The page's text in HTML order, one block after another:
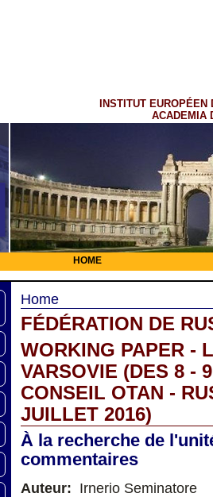
INSTITUT EUROPÉEN
ACADEMIA
HOME
Home
FÉDÉRATION DE
WORKING PAPER -
VARSOVIE (DES 8 -
CONSEIL OTAN -
JUILLET 2016)
À la recherche de
commentaires
Auteur: Irnerio Seminatore